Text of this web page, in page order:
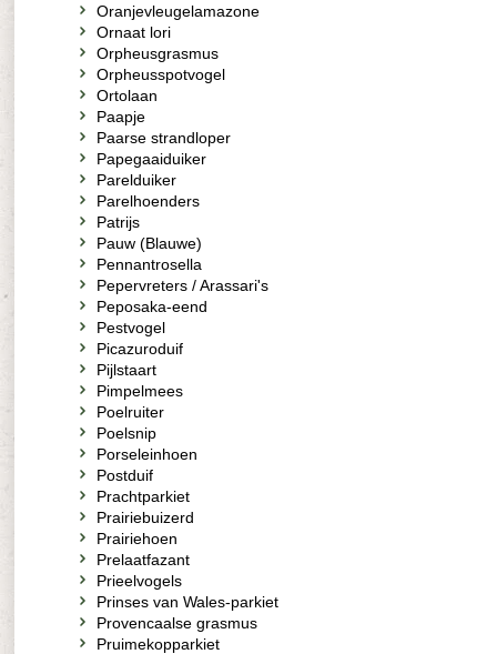
Oranjevleugelamazone
Ornaat lori
Orpheusgrasmus
Orpheusspotvogel
Ortolaan
Paapje
Paarse strandloper
Papegaaiduiker
Parelduiker
Parelhoenders
Patrijs
Pauw (Blauwe)
Pennantrosella
Pepervreters / Arassari's
Peposaka-eend
Pestvogel
Picazuroduif
Pijlstaart
Pimpelmees
Poelruiter
Poelsnip
Porseleinhoen
Postduif
Prachtparkiet
Prairiebuizerd
Prairiehoen
Prelaatfazant
Prieelvogels
Prinses van Wales-parkiet
Provencaalse grasmus
Pruimekopparkiet